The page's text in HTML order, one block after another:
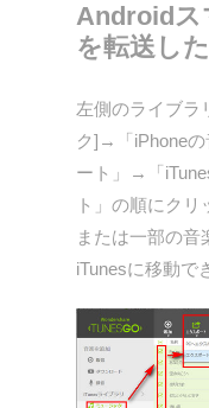
Androidス
を転送し
左側のライブラ
ク]→「iPhone
ート」→「
ト」の順にク
または一部の音
iTunesに移動で